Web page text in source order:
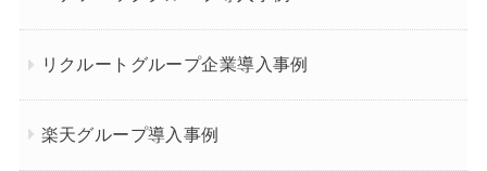
リクルートグループ企業導入事例
楽天グループ導入事例